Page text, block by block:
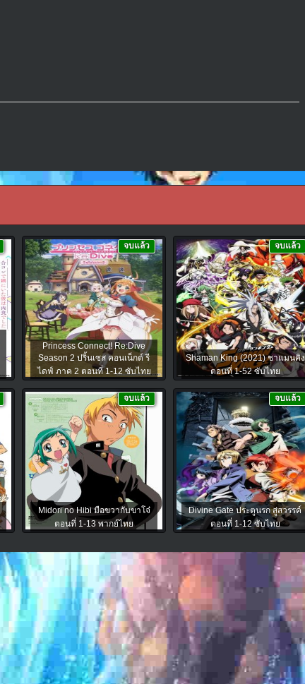
Princess Connect! Re:Dive
Season 2 ปริ้นเซส คอนเน็กต์ รี
ไดฟ์ ภาค 2 ตอนที่ 1-12 ซับไทย
จบแล้ว
Shaman King (2021) ชาแมนคิง
ตอนที่ 1-52 ซับไทย
จบแล้ว
Midori no Hibi มือขวากับขาโจ๋
ตอนที่ 1-13 พากย์ไทย
จบแล้ว
Divine Gate ประตูนรก สู่สวรรค์
ตอนที่ 1-12 ซับไทย
จบแล้ว